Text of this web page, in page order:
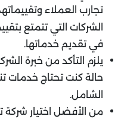
تجارب العملاء
الشركات التي تتمتع
في تقديم خدماتها.
يلزم التأكد من خبرة
حالة كنت تحتاج خدمات
الشامل.
من الأفضل اختيار